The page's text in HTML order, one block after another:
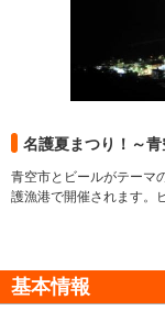
名護夏まつり！～
青空市とビールがテーマ
護漁港で開催されます。
基本情報